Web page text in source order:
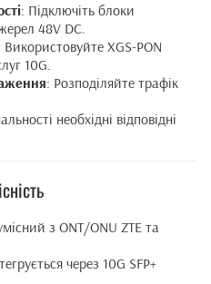
: Підключіть блоки
48V DC.
Використовуйте XGS-PON
10G.
: Розподіляйте трафік
необхідні відповідні
з ONT/ONU ZTE та
через 10G SFP+